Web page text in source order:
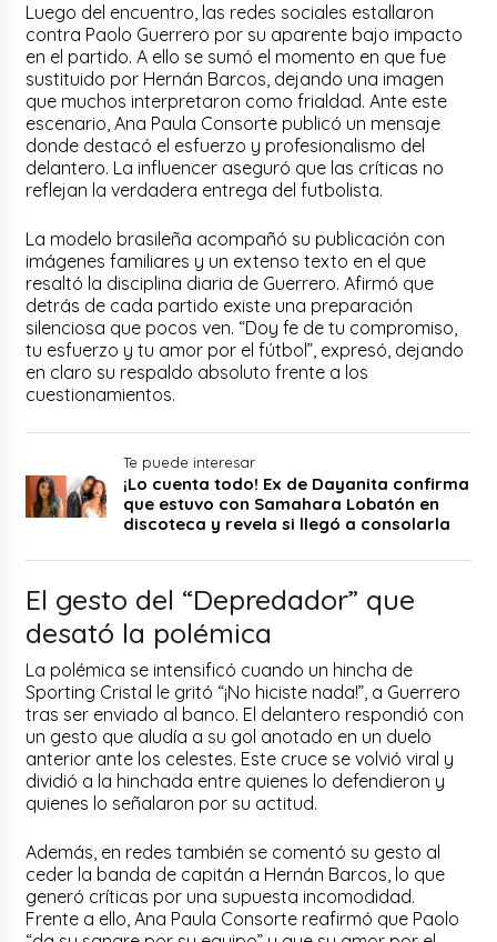
Luego del encuentro, las redes sociales estallaron
contra Paolo Guerrero por su aparente bajo impacto
en el partido. A ello se sumó el momento en que fue
sustituido por Hernán Barcos, dejando una imagen
que muchos interpretaron como frialdad. Ante este
escenario, Ana Paula Consorte publicó un mensaje
donde destacó el esfuerzo y profesionalismo del
delantero. La influencer aseguró que las críticas no
reflejan la verdadera entrega del futbolista.
La modelo brasileña acompañó su publicación con
imágenes familiares y un extenso texto en el que
resaltó la disciplina diaria de Guerrero. Afirmó que
detrás de cada partido existe una preparación
silenciosa que pocos ven. “Doy fe de tu compromiso,
tu esfuerzo y tu amor por el fútbol”, expresó, dejando
en claro su respaldo absoluto frente a los
cuestionamientos.
Te puede interesar
¡Lo cuenta todo! Ex de Dayanita confirma
que estuvo con Samahara Lobatón en
discoteca y revela si llegó a consolarla
El gesto del “Depredador” que
desató la polémica
La polémica se intensificó cuando un hincha de
Sporting Cristal le gritó “¡No hiciste nada!”, a Guerrero
tras ser enviado al banco. El delantero respondió con
un gesto que aludía a su gol anotado en un duelo
anterior ante los celestes. Este cruce se volvió viral y
dividió a la hinchada entre quienes lo defendieron y
quienes lo señalaron por su actitud.
Además, en redes también se comentó su gesto al
ceder la banda de capitán a Hernán Barcos, lo que
generó críticas por una supuesta incomodidad.
Frente a ello, Ana Paula Consorte reafirmó que Paolo